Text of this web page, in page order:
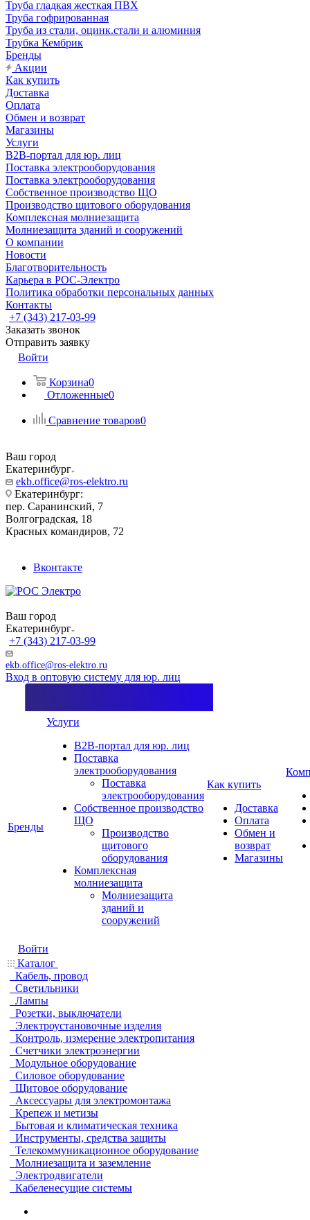
Труба гладкая жесткая ПВХ
Труба гофрированная
Труба из стали, оцинк.стали и алюминия
Трубка Кембрик
Бренды
Акции
Как купить
Доставка
Оплата
Обмен и возврат
Магазины
Услуги
B2B-портал для юр. лиц
Поставка электрооборудования
Поставка электрооборудования
Собственное производство ЩО
Производство щитового оборудования
Комплексная молниезащита
Молниезащита зданий и сооружений
О компании
Новости
Благотворительность
Карьера в РОС-Электро
Политика обработки персональных данных
Контакты
+7 (343) 217-03-99
Заказать звонок
Отправить заявку
Войти
Корзина0
Отложенные0
Сравнение товаров0
Ваш город
Екатеринбург
ekb.office@ros-elektro.ru
Екатеринбург:
пер. Саранинский, 7
Волгоградская, 18
Красных командиров, 72
Вконтакте
Ваш город
Екатеринбург
+7 (343) 217-03-99
ekb.office@ros-elektro.ru
Вход в оптовую систему для юр. лиц
Бренды
Услуги
B2B-портал для юр. лиц
Поставка
электрооборудования
Поставка
электрооборудования
Собственное производство
ЩО
Производство
щитового
оборудования
Комплексная
молниезащита
Молниезащита
зданий и
сооружений
Как купить
Доставка
Оплата
Обмен и
возврат
Магазины
Войти
Каталог
Кабель, провод
Светильники
Лампы
Розетки, выключатели
Электроустановочные изделия
Контроль, измерение электропитания
Счетчики электроэнергии
Модульное оборудование
Силовое оборудование
Щитовое оборудование
Аксессуары для электромонтажа
Крепеж и метизы
Бытовая и климатическая техника
Инструменты, средства защиты
Телекоммуникационное оборудование
Молниезащита и заземление
Электродвигатели
Кабеленесущие системы